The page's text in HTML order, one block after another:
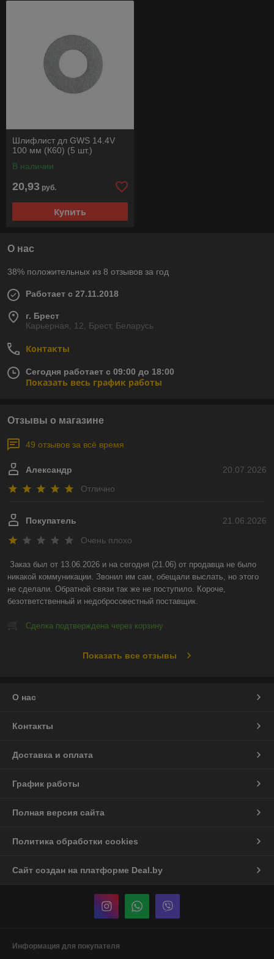
Шлифлист дл GWS 14.4V
100 мм (К60) (5 шт.)
В наличии
20,93 руб.
Купить
О нас
38% положительных из 8 отзывов за год
Работает с 27.11.2018
г. Брест
Карьерная, 12, Брест, Беларусь
Контакты
Сегодня работает с 09:00 до 18:00
Показать весь график работы
Отзывы о магазине
49 отзывов за всё время
20.07.2026
Александр
Отлично
21.06.2026
Покупатель
Очень плохо
Заказ был от 13.06.2026 и на сегодня (21.06) от продавца не было
никакой коммуникации. Звонил им сам, обещали выслать, но этого
не сделали. Обратной связи так же не поступило. Короче,
безответственный и недобросовестный поставщик.
Сделка подтверждена через корзину
Показать все отзывы
О нас
Контакты
Доставка и оплата
График работы
Полная версия сайта
Политика обработки cookies
Сайт создан на платформе Deal.by
Информация для покупателя